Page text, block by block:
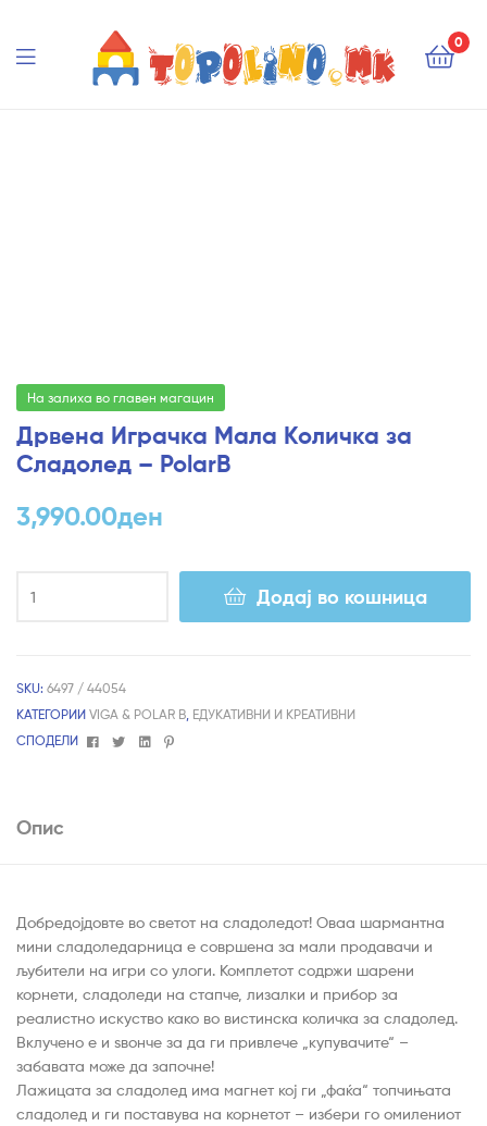
0
На залиха во главен магацин
Дрвена Играчка Мала Количка за
Сладолед – PolarB
3,990.00ден
Додај во кошница
SKU: 6497 / 44054
КАТЕГОРИИ VIGA & POLAR B, ЕДУКАТИВНИ И КРЕАТИВНИ
СПОДЕЛИ
FacebookTwitterLinkedin
Pinterest
Опис
Добредојдовте во светот на сладоледот! Оваа шармантна
мини сладоледарница е совршена за мали продавачи и
љубители на игри со улоги. Комплетот содржи шарени
корнети, сладоледи на стапче, лизалки и прибор за
реалистно искуство како во вистинска количка за сладолед.
Вклучено е и ѕвонче за да ги привлече „купувачите“ –
забавата може да започне!
Лажицата за сладолед има магнет кој ги „фаќа“ топчињата
сладолед и ги поставува на корнетот – избери го омилениот